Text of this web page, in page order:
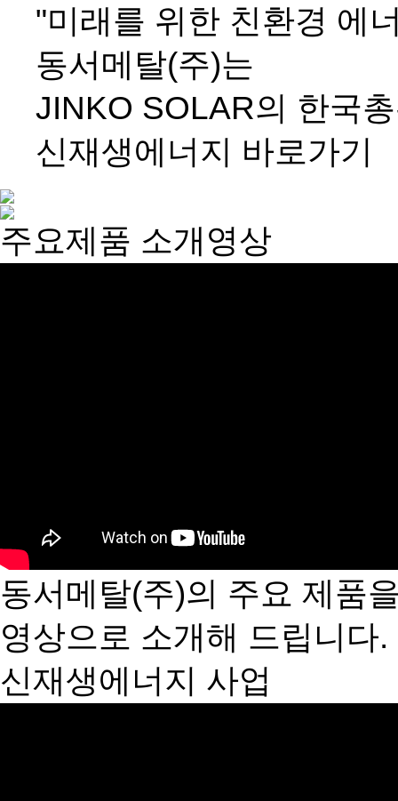
"미래를 위한 친환경 에
동서메탈(주)는
JINKO SOLAR의 한국
신재생에너지 바로가기
주요제품 소개영상
동서메탈(주)의 주요 제품
영상으로 소개해 드립니다.
신재생에너지 사업